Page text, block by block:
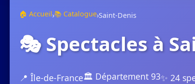
🏠 Accueil›📚 Catalogue›Saint-Denis
🎭 Spectacles à
📍 Île-de-France🏛️ Département 93✨ 24